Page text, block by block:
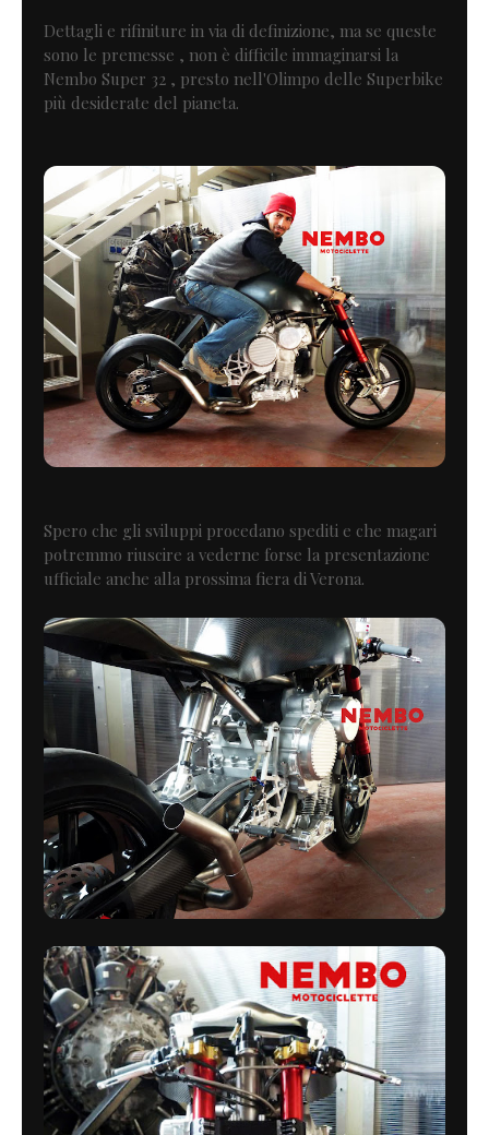
Dettagli e rifiniture in via di definizione, ma se queste
sono le premesse , non è difficile immaginarsi la
Nembo Super 32 , presto nell'Olimpo delle Superbike
più desiderate del pianeta.
Spero che gli sviluppi procedano spediti e che magari
potremmo riuscire a vederne forse la presentazione
ufficiale anche alla prossima fiera di Verona.